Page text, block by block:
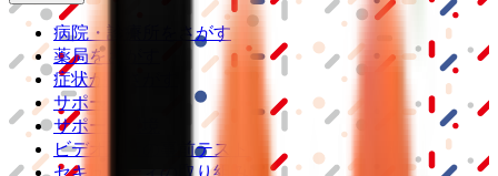
病院・診療所をさがす
薬局をさがす
症状からさがす
サポート
サポート環境
ビデオ通話の事前テスト
セキュリティの取り組み